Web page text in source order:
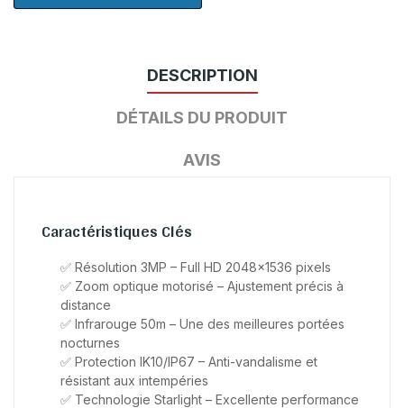
DESCRIPTION
DÉTAILS DU PRODUIT
AVIS
Caractéristiques Clés
✅ Résolution 3MP – Full HD 2048×1536 pixels
✅ Zoom optique motorisé – Ajustement précis à
distance
✅ Infrarouge 50m – Une des meilleures portées
nocturnes
✅ Protection IK10/IP67 – Anti-vandalisme et
résistant aux intempéries
✅ Technologie Starlight – Excellente performance